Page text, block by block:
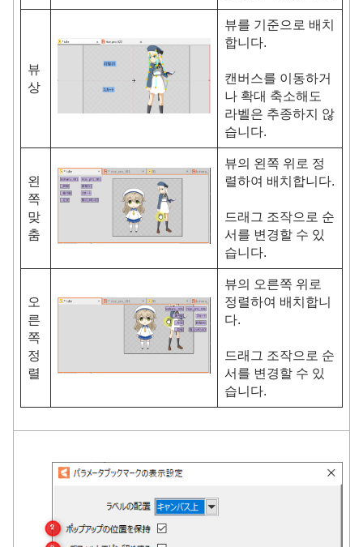
뷰
상
뷰를 기준으로 배치
합니다.
캔버스를 이동하거
나 확대 축소해도
라벨은 추종하지 않
습니다.
왼
쪽
맞
춤
뷰의 왼쪽 위로 정
렬하여 배치합니다.
드래그 조작으로 순
서를 변경할 수 있
습니다.
오
른
쪽
정
렬
뷰의 오른쪽 위로
정렬하여 배치합니
다.
드래그 조작으로 순
서를 변경할 수 있
습니다.